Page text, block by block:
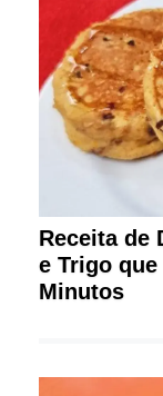
Receita de
e Trigo que
Minutos